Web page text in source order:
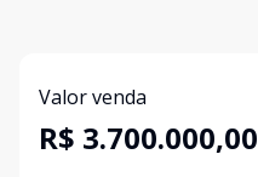
Valor venda
R$ 3.700.000,00